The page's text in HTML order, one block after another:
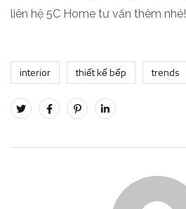
liên hệ 5C Home tư vấn thêm nhé!
interior thiết kế bếp trends